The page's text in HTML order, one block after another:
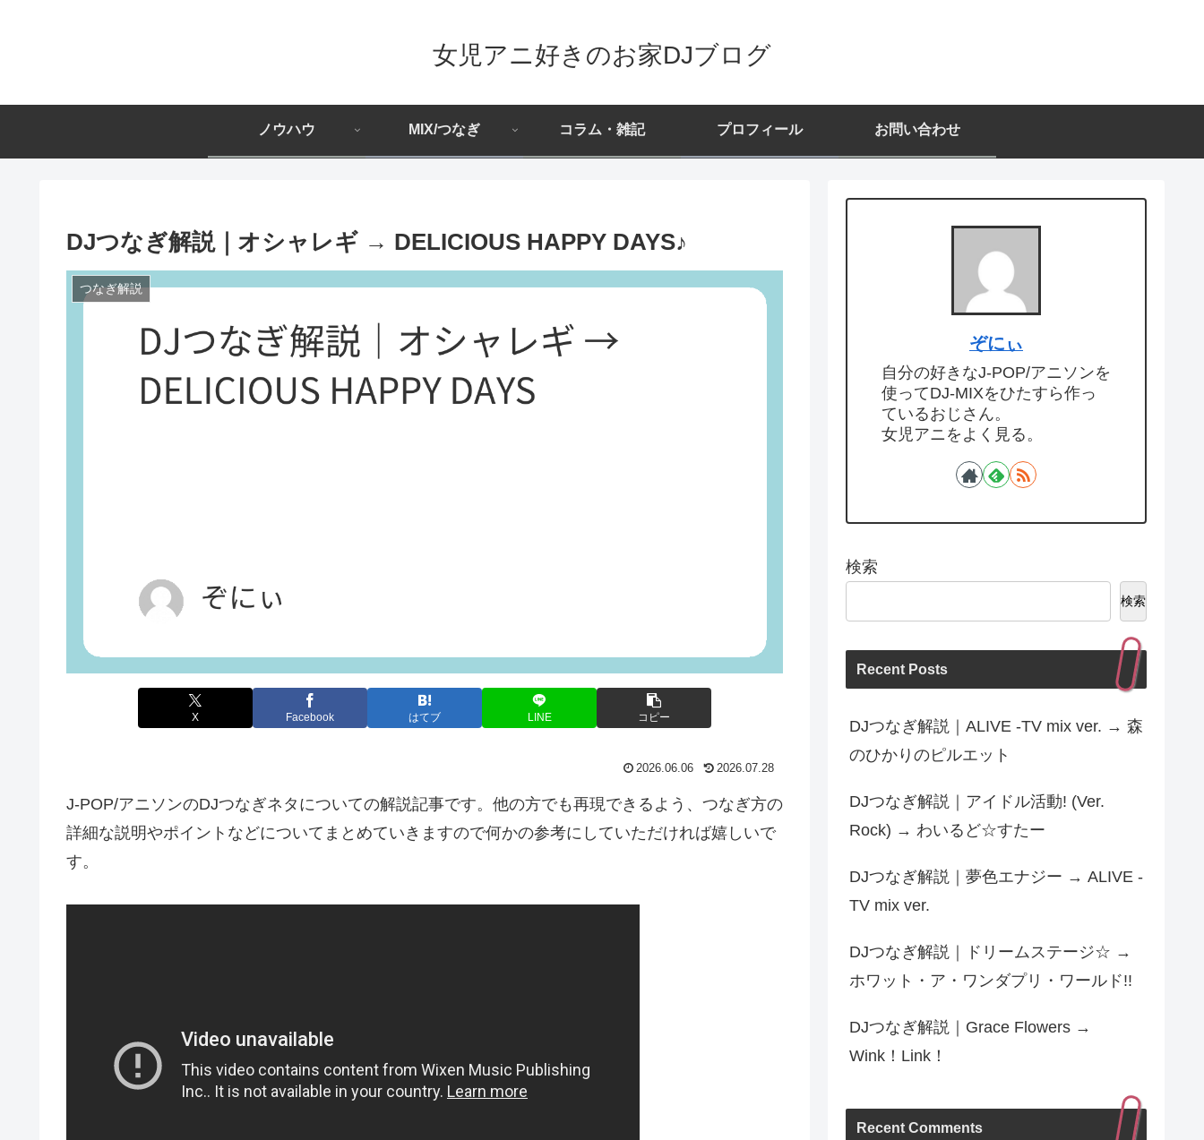
女児アニ好きのお家DJブログ
ノウハウ MIX/つなぎ コラム・雑記 プロフィール お問い合わせ
DJつなぎ解説｜オシャレギ → DELICIOUS HAPPY DAYS♪
つなぎ解説
X Facebook はてブ LINE コピー
2026.06.06 2026.07.28
J-POP/アニソンのDJつなぎネタについての解説記事です。他の方でも再現できるよう、つなぎ方の
詳細な説明やポイントなどについてまとめていきますので何かの参考にしていただければ嬉しいで
す。
ぞにぃ
自分の好きなJ-POP/アニソンを
使ってDJ-MIXをひたすら作っ
ているおじさん。
女児アニをよく見る。
検索
検索
Recent Posts
DJつなぎ解説｜ALIVE -TV mix ver. → 森
のひかりのピルエット
DJつなぎ解説｜アイドル活動! (Ver.
Rock) → わいるど☆すたー
DJつなぎ解説｜夢色エナジー → ALIVE -
TV mix ver.
DJつなぎ解説｜ドリームステージ☆ →
ホワット・ア・ワンダプリ・ワールド!!
DJつなぎ解説｜Grace Flowers →
Wink！Link！
Recent Comments